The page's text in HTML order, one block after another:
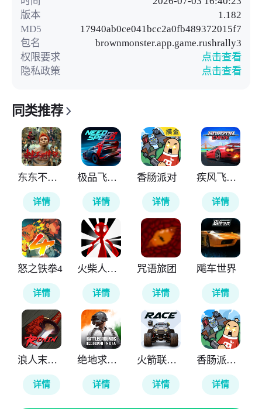
版本
1.182
MD5
17940ab0ce041bcc2a0fb489372015f7
包名
brownmonster.app.game.rushrally3
权限要求
点击查看
隐私政策
点击查看
同类推荐
东东不死传说
详情
极品飞车无极限
详情
香肠派对
详情
疾风飞车世界
详情
怒之铁拳4
详情
火柴人计划重生
详情
咒语旅团
详情
飚车世界
详情
浪人末代武士
详情
绝地求生印度版
详情
火箭联盟极限汽车赛
详情
香肠派对国际服
详情